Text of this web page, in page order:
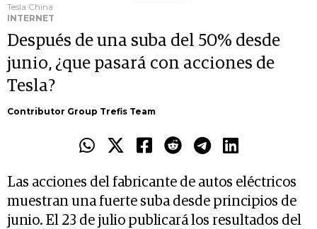
Tesla China
INTERNET
Después de una suba del 50% desde
junio, ¿que pasará con acciones de
Tesla?
Contributor Group Trefis Team
Las acciones del fabricante de autos eléctricos
muestran una fuerte suba desde principios de
junio. El 23 de julio publicará los resultados del